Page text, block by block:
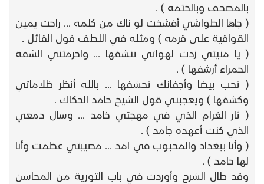
بالمصحف وبالختمه ) .
( جاها الطواشي أفشخت لو ناك من كلمه ... راحت يمين
القواقية على قرمه ) ومثله في اللطف قول القائل .
( يا منيتي زدت لهواتي تنشفها ... واحرمتني الشفة
الحمراء أرشفها ) .
( تحب بيضا وأجفانك تحشفها ... بالله أنظر ظلاماتي
وكشفها ) ويعجبني قول الشيخ حامد الحكاك .
( ثار الغرام الذي في مهجتي خامد ... وسال دمعي
الذي كنت أعهده جامد ) .
( وأنا ببغداد والمحبوب في امد ... مصيبتي عظمت وأنا
لها حامد ) .
وقد طال الشرح وأوردت في باب التورية من المحاسن